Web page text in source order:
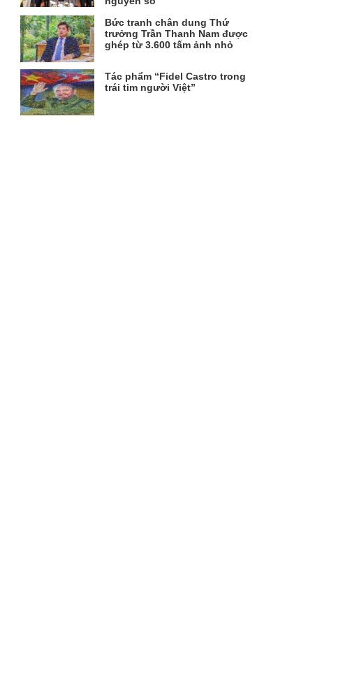
Bức tranh chân dung Thứ
trưởng Trần Thanh Nam được
ghép từ 3.600 tấm ảnh nhỏ
Tác phẩm “Fidel Castro trong
trái tim người Việt”